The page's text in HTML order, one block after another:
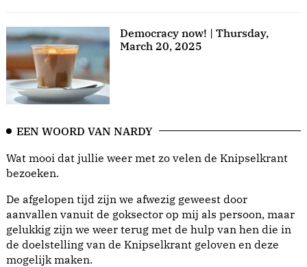
Democracy now! | Thursday,
March 20, 2025
EEN WOORD VAN NARDY
Wat mooi dat jullie weer met zo velen de Knipselkrant
bezoeken.
De afgelopen tijd zijn we afwezig geweest door
aanvallen vanuit de goksector op mij als persoon, maar
gelukkig zijn we weer terug met de hulp van hen die in
de doelstelling van de Knipselkrant geloven en deze
mogelijk maken.